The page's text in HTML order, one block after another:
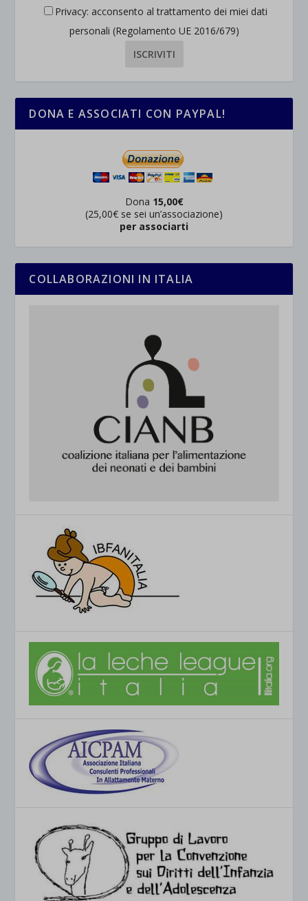
Privacy: acconsento al trattamento dei miei dati
personali (Regolamento UE 2016/679)
DONA E ASSOCIATI CON PAYPAL!
Dona 15,00€
(25,00€ se sei un’associazione)
per associarti
COLLABORAZIONI IN ITALIA